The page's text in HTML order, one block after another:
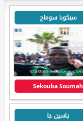
سيكوبا سوماح
Sekouba Soumah
ياسين جا